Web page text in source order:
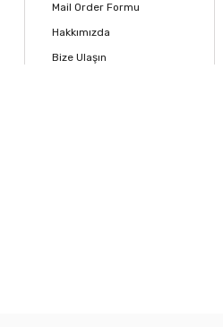
Mail Order Formu
Hakkımızda
Bize Ulaşın